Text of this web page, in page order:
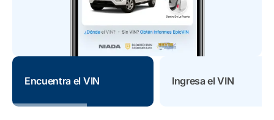
Encuentra el VIN Ingresa el VIN